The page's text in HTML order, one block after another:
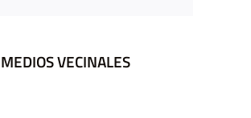
MEDIOS VECINALES